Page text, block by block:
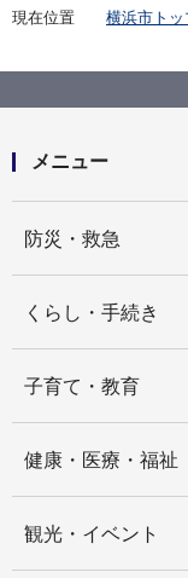
現在位置 横浜市トッ
【入札結
運搬資源
メニュー
防災・救急
くらし・手続き
子育て・教育
健康・医療・福祉
観光・イベント